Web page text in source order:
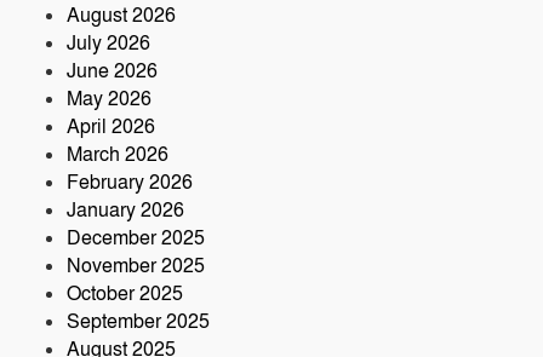
August 2026
July 2026
June 2026
May 2026
April 2026
March 2026
February 2026
January 2026
December 2025
November 2025
October 2025
September 2025
August 2025